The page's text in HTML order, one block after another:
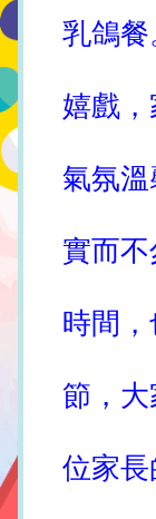
乳鴿
嬉戲，
氣氛
實而
時間
節，
位家